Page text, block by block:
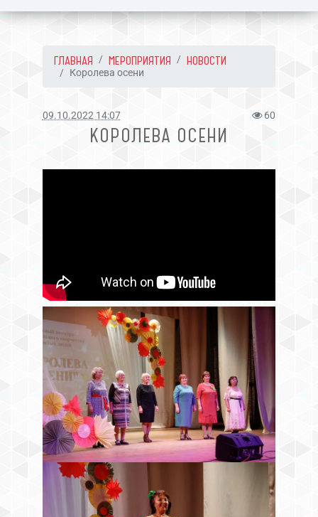
ГЛАВНАЯ МЕРОПРИЯТИЯ НОВОСТИ
Королева осени
09.10.2022 14:07 60
КОРОЛЕВА ОСЕНИ